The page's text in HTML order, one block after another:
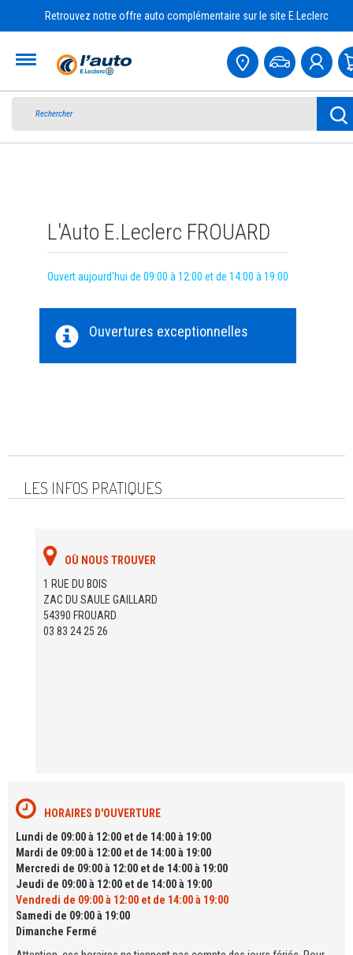
Retrouvez notre offre auto complémentaire sur le site E.Leclerc
L'Auto E.Leclerc FROUARD
Ouvert aujourd'hui de 09:00 à 12:00 et de 14:00 à 19:00
Ouvertures exceptionnelles
LES INFOS PRATIQUES
OÙ NOUS TROUVER
1 RUE DU BOIS
ZAC DU SAULE GAILLARD
54390 FROUARD
03 83 24 25 26
HORAIRES D'OUVERTURE
Lundi de 09:00 à 12:00 et de 14:00 à 19:00
Mardi de 09:00 à 12:00 et de 14:00 à 19:00
Mercredi de 09:00 à 12:00 et de 14:00 à 19:00
Jeudi de 09:00 à 12:00 et de 14:00 à 19:00
Vendredi de 09:00 à 12:00 et de 14:00 à 19:00
Samedi de 09:00 à 19:00
Dimanche Fermé